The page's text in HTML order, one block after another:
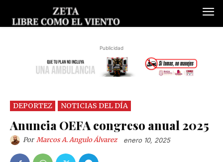
Publicidad
DEPORTEZ NOTICIAS DEL DÍA
Anuncia OEFA congreso anual 2025
Por Marcos A. Angulo Álvarez enero 10, 2025